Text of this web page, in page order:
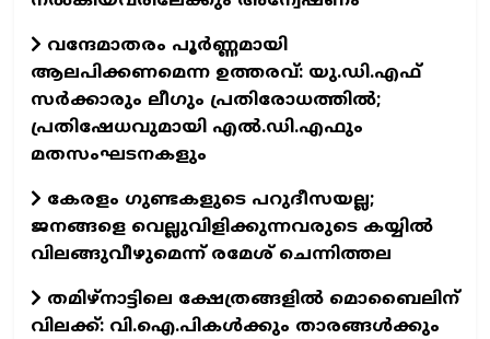
വന്ദേമാതരം പൂർണ്ണമായി
ആലപിക്കണമെന്ന ഉത്തരവ്: യു.ഡി.എഫ്
സർക്കാരും ലീഗും പ്രതിരോധത്തിൽ;
പ്രതിഷേധവുമായി എൽ.ഡി.എഫും
മതസംഘടനകളും
കേരളം ഗുണ്ടകളുടെ പറുദീസയല്ല;
ജനങ്ങളെ വെല്ലുവിളിക്കുന്നവരുടെ കയ്യിൽ
വിലങ്ങുവീഴുമെന്ന് രമേശ് ചെന്നിത്തല
തമിഴ്‌നാട്ടിലെ ക്ഷേത്രങ്ങളിൽ മൊബൈലിന്
വിലക്ക്: വി.ഐ.പികൾക്കും താരങ്ങൾക്കും